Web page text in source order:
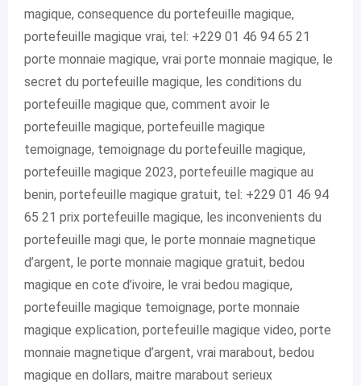
magique, consequence du portefeuille magique,
portefeuille magique vrai, tel: +229 01 46 94 65 21
porte monnaie magique, vrai porte monnaie magique, le
secret du portefeuille magique, les conditions du
portefeuille magique que, comment avoir le
portefeuille magique, portefeuille magique
temoignage, temoignage du portefeuille magique,
portefeuille magique 2023, portefeuille magique au
benin, portefeuille magique gratuit, tel: +229 01 46 94
65 21 prix portefeuille magique, les inconvenients du
portefeuille magi que, le porte monnaie magnetique
d’argent, le porte monnaie magique gratuit, bedou
magique en cote d’ivoire, le vrai bedou magique,
portefeuille magique temoignage, porte monnaie
magique explication, portefeuille magique video, porte
monnaie magnetique d’argent, vrai marabout, bedou
magique en dollars, maitre marabout serieux